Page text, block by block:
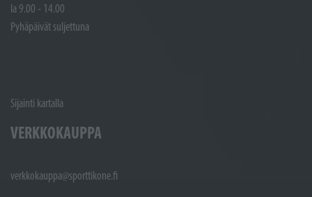
la 9.00 - 14.00
Pyhäpäivät suljettuna
Sijainti kartalla
VERKKOKAUPPA
verkkokauppa@sporttikone.fi